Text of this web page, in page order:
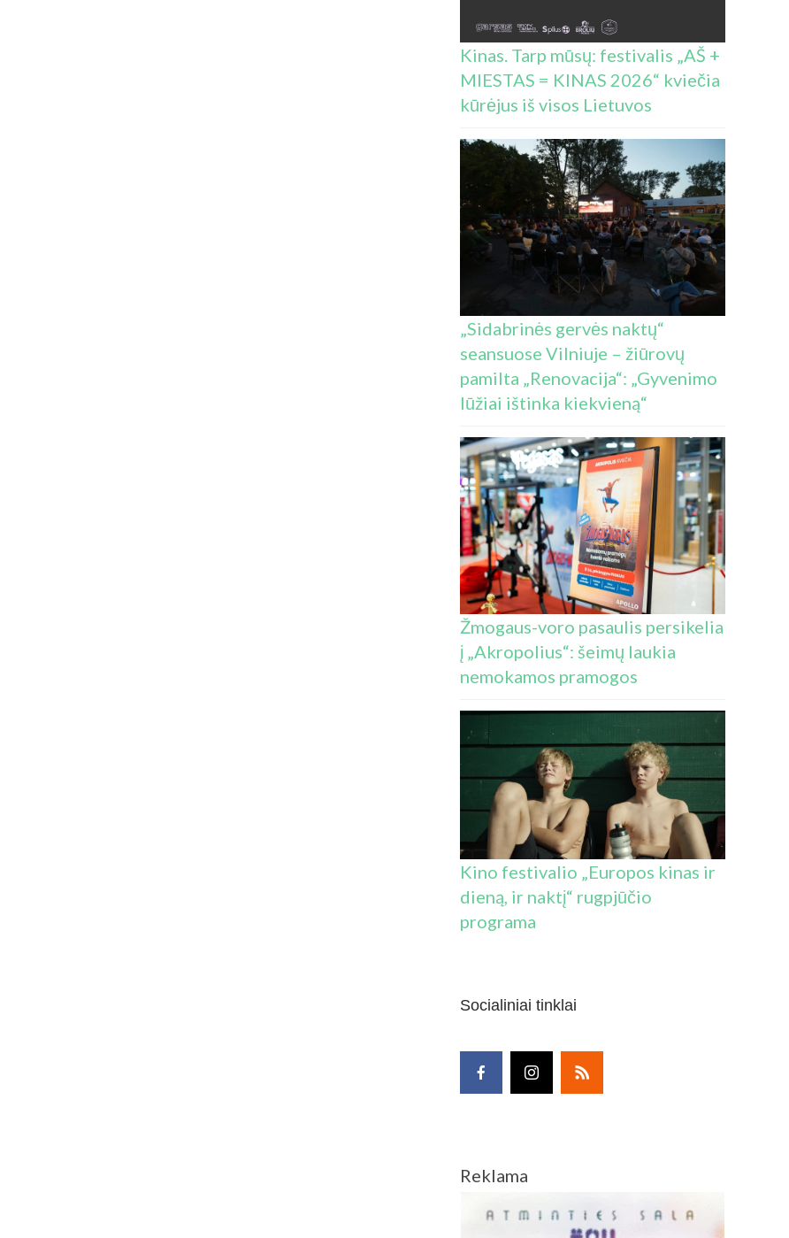
Kinas. Tarp mūsų: festivalis „AŠ +
MIESTAS = KINAS 2026“ kviečia
kūrėjus iš visos Lietuvos
„Sidabrinės gervės naktų“
seansuose Vilniuje – žiūrovų
pamilta „Renovacija“: „Gyvenimo
lūžiai ištinka kiekvieną“
Žmogaus-voro pasaulis persikelia
į „Akropolius“: šeimų laukia
nemokamos pramogos
Kino festivalio „Europos kinas ir
dieną, ir naktį“ rugpjūčio
programa
Socialiniai tinklai
Reklama